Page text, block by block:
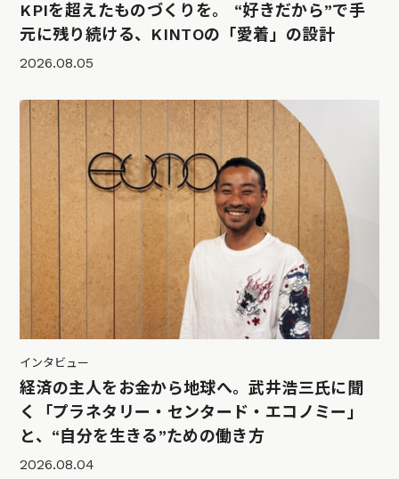
KPIを超えたものづくりを。 “好きだから”で手
元に残り続ける、KINTOの「愛着」の設計
2026.08.05
インタビュー
経済の主人をお金から地球へ。武井浩三氏に聞
く「プラネタリー・センタード・エコノミー」
と、“自分を生きる”ための働き方
2026.08.04